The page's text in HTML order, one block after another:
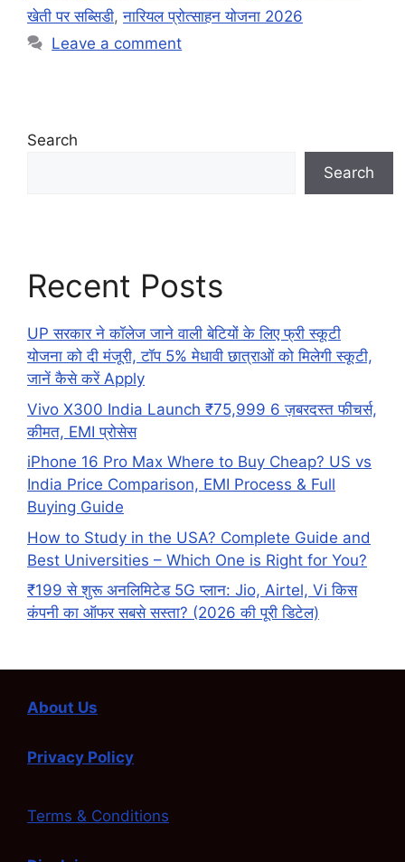
खेती पर सब्सिडी,नारियल प्रोत्साहन योजना 2026
Leave a comment
Search
Search
Recent Posts
UP सरकार ने कॉलेज जाने वाली बेटियों के लिए फ्री स्कूटी
योजना को दी मंजूरी, टॉप 5% मेधावी छात्राओं को मिलेगी स्कूटी,
जानें कैसे करें Apply
Vivo X300 India Launch ₹75,999 6 ज़बरदस्त फीचर्स,
कीमत, EMI प्रोसेस
iPhone 16 Pro Max Where to Buy Cheap? US vs
India Price Comparison, EMI Process & Full
Buying Guide
How to Study in the USA? Complete Guide and
Best Universities – Which One is Right for You?
₹199 से शुरू अनलिमिटेड 5G प्लान: Jio, Airtel, Vi किस
कंपनी का ऑफर सबसे सस्ता? (2026 की पूरी डिटेल)
About Us
Privacy Policy
Terms & Conditions